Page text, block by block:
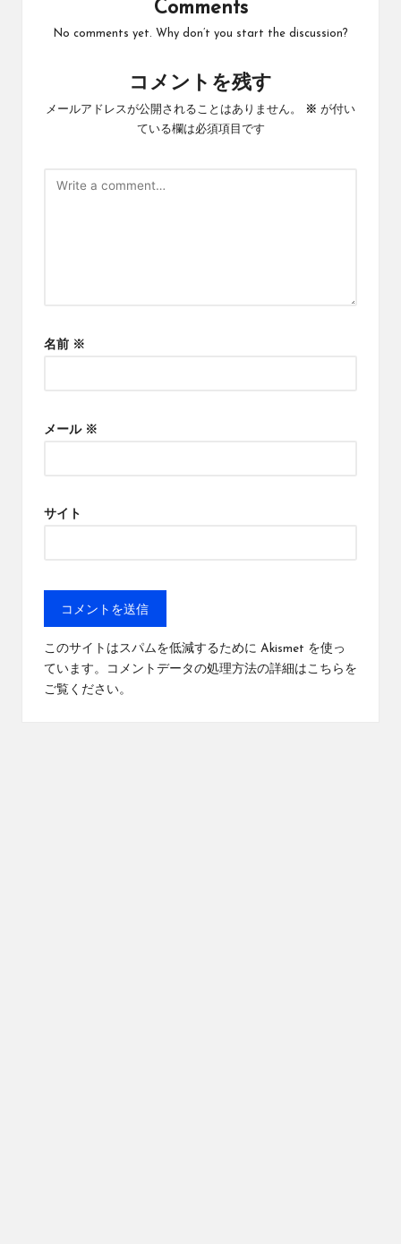
Comments
No comments yet. Why don’t you start the discussion?
コメントを残す
メールアドレスが公開されることはありません。 ※ が付い
ている欄は必須項目です
名前 ※
メール ※
サイト
このサイトはスパムを低減するために Akismet を使っ
ています。
コメントデータの処理方法の詳細はこちらを
ご覧ください。